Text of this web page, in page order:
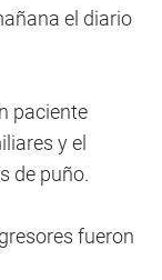
el diario
paciente
y el
de puño.
fueron